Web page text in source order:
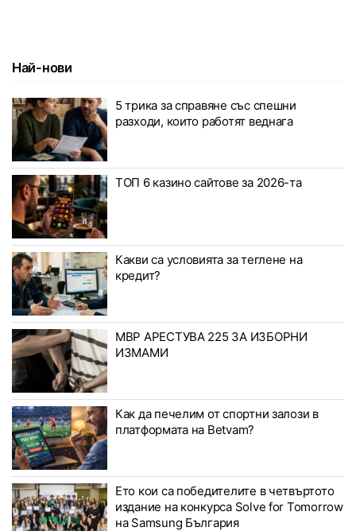
Най-нови
5 трика за справяне със спешни
разходи, които работят веднага
ТОП 6 казино сайтове за 2026-та
Какви са условията за теглене на
кредит?
МВР АРЕСТУВА 225 ЗА ИЗБОРНИ
ИЗМАМИ
Как да печелим от спортни залози в
платформата на Betvam?
Ето кои са победителите в четвъртото
издание на конкурса Solve for Tomorrow
на Samsung България